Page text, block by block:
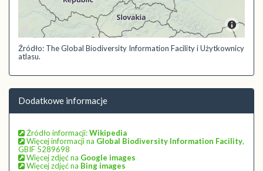
Źródło: The Global Biodiversity Information Facility i Użytkownicy
atlasu.
Dodatkowe informacje
Źródło informacji:Wikipedia
Więcej informacji na Global Biodiversity Information Facility,
GBIF 5289698
Więcej zdjęć na Google images
Więcej zdjęć na Bing images